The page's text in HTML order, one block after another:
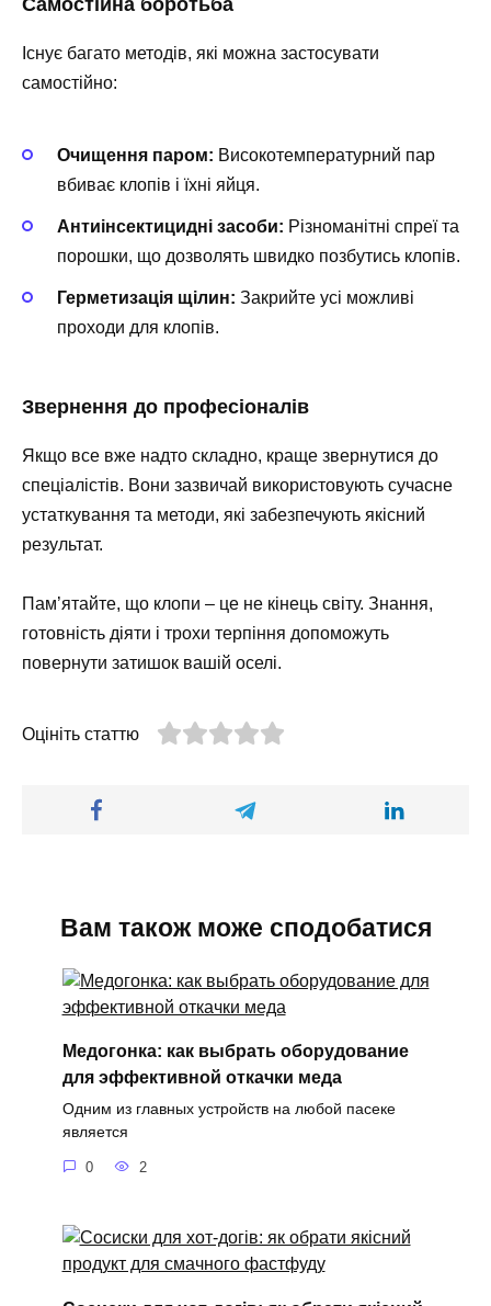
Самостійна боротьба
Існує багато методів, які можна застосувати
самостійно:
Очищення паром: Високотемпературний пар
вбиває клопів і їхні яйця.
Антиінсектицидні засоби: Різноманітні спреї та
порошки, що дозволять швидко позбутись клопів.
Герметизація щілин: Закрийте усі можливі
проходи для клопів.
Звернення до професіоналів
Якщо все вже надто складно, краще звернутися до
спеціалістів. Вони зазвичай використовують сучасне
устаткування та методи, які забезпечують якісний
результат.
Пам’ятайте, що клопи – це не кінець світу. Знання,
готовність діяти і трохи терпіння допоможуть
повернути затишок вашій оселі.
Оцініть статтю
Вам також може сподобатися
Медогонка: как выбрать оборудование
для эффективной откачки меда
Одним из главных устройств на любой пасеке
является
0 2